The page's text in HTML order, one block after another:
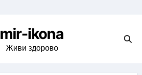
mir-ikona
Живи здорово